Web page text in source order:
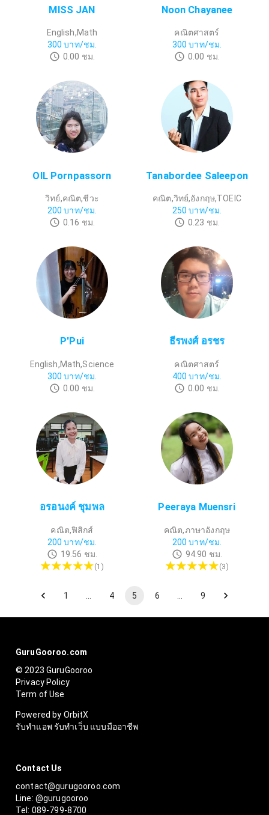
MISS JAN
English,Math
300 บาท/ชม.
0.00 ชม.
Noon Chayanee
คณิตศาสตร์
300 บาท/ชม.
0.00 ชม.
OIL Pornpassorn
วิทย์,คณิต,ชีวะ
200 บาท/ชม.
0.16 ชม.
Tanabordee Saleepon
คณิต,วิทย์,อังกฤษ,TOEIC
250 บาท/ชม.
0.23 ชม.
P'Pui
English,Math,Science
300 บาท/ชม.
0.00 ชม.
ธีรพงศ์ อรชร
คณิตศาสตร์
400 บาท/ชม.
0.00 ชม.
อรอนงค์ ชุมพล
คณิต,ฟิสิกส์
200 บาท/ชม.
19.56 ชม.
(1 )
Peeraya Muensri
คณิต,ภาษาอังกฤษ
200 บาท/ชม.
94.90 ชม.
(3)
1 4 5 6 9
GuruGooroo.com
© 2023 GuruGooroo
Privacy Policy
Term of Use
Powered by OrbitX
รับทำแอพ รับทำเว็บ แบบมืออาชีพ
Contact Us
contact@gurugooroo.com
Line: @gurugooroo
Tel: 089-799-8700